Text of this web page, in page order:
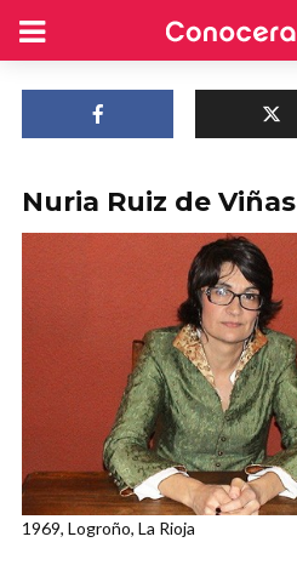
Nuria Ruiz de
1969, Logroño, La Rioja